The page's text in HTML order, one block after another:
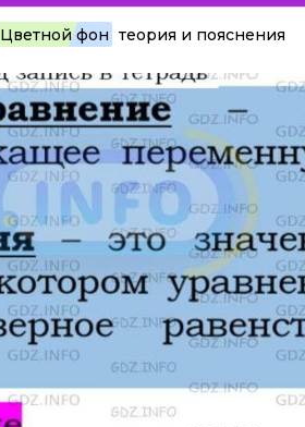
Цветной фон теория и пояснения